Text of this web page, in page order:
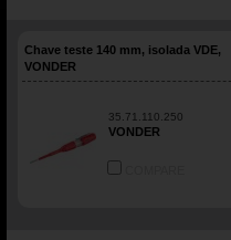
Chave teste 140 mm, isolada VDE,
VONDER
35.71.110.250
VONDER